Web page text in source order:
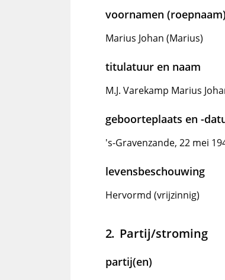
voornamen (roepnaam)
Marius Johan (Marius)
titulatuur en naam
M.J. Varekamp Marius
geboorteplaats en -
's-Gravenzande, 22 mei
levensbeschouwing
Hervormd (vrijzinnig)
Partij/stroming
partij(en)